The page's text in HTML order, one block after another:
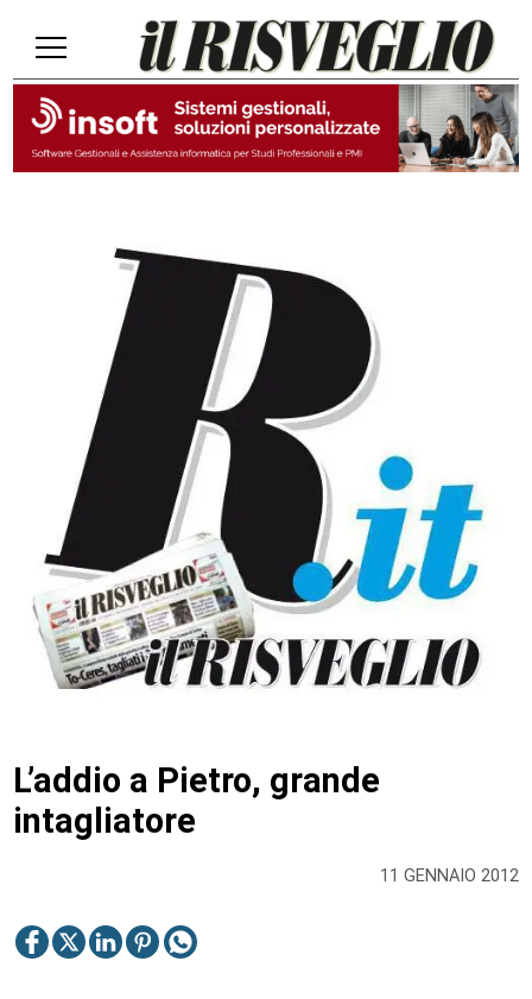
11 GENNAIO 2012
L’addio a Pietro, grande
intagliatore